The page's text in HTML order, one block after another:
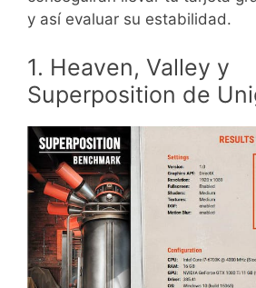
y así evaluar su estabilidad.
1. Heaven, Valley y
Superposition de